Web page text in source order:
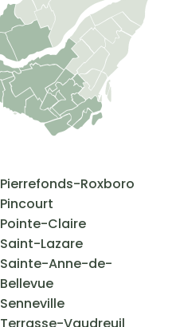
Pierrefonds-Roxboro
Pincourt
Pointe-Claire
Saint-Lazare
Sainte-Anne-de-
Bellevue
Senneville